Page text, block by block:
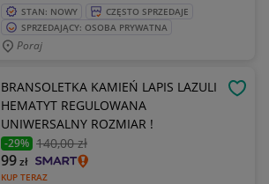
STAN: NOWY
CZĘSTO SPRZEDAJE
SPRZEDAJĄCY: OSOBA PRYWATNA
Poraj
BRANSOLETKA KAMIEŃ LAPIS LAZULI
HEMATYT REGULOWANA
UNIWERSALNY ROZMIAR !
-29% 140,00 zł
KUP TERAZ
99zł